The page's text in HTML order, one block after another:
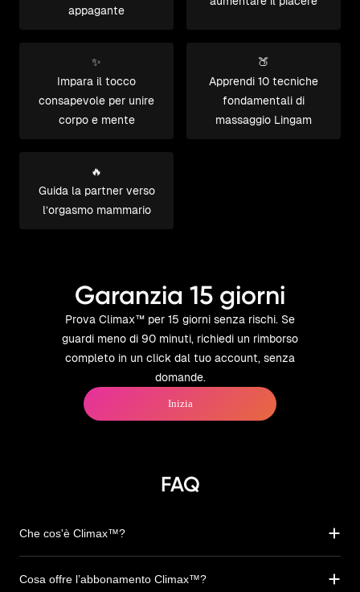
appagante
✨
Impara il tocco
consapevole per unire
corpo e mente
🍑
Apprendi 10 tecniche
fondamentali di
massaggio Lingam
🔥
Guida la partner verso
l’orgasmo mammario
Garanzia 15 giorni
Prova Climax™ per 15 giorni senza rischi. Se
guardi meno di 90 minuti, richiedi un rimborso
completo in un click dal tuo account, senza
domande.
Inizia
FAQ
Che cos'è Climax™?
Cosa offre l’abbonamento Climax™?